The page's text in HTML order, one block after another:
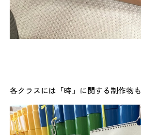
各クラスには「時」に関する制作物も